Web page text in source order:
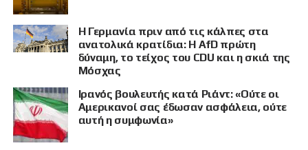
ΠΡΟΒΟΛΗ
Η Γερμανία πριν από τις κάλπες στα
ανατολικά κρατίδια: Η AfD πρώτη
δύναμη, το τείχος του CDU και η σκιά της
Μόσχας
Ιρανός βουλευτής κατά Ριάντ: «Ούτε οι
Αμερικανοί σας έδωσαν ασφάλεια, ούτε
αυτή η συμφωνία»